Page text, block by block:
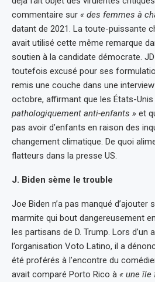
commentaire sur « des femmes à
datant de 2021. La toute-puissante
avait utilisé cette même remarque
soutien à la candidate démocrate.
toutefois excusé pour ses
remis une couche dans une
octobre, affirmant que les États-
pathologiquement anti-enfants » et
pas avoir d’enfants en raison des
changement climatique. De quoi
flatteurs dans la presse US.
J. Biden sème le trouble
Joe Biden n’a pas manqué d’ajouter
marmite qui bout dangereusement
les partisans de D. Trump. Lors d’un
l’organisation Voto Latino, il a
été proférés à l’encontre du
avait comparé Porto Rico à « une île